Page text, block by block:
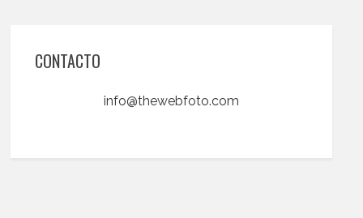
CONTACTO
info@thewebfoto.com